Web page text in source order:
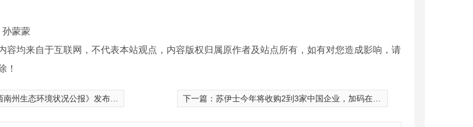
河南钢骨架膨石轻型板厂家
孙蒙蒙
容均来自于互联网，不代表本站观点，内容版权归属原作者及站点所有，如有对您造成影响，请
！
态环境状况公报》发布 生态环境质量总体为“良” 下一篇： 苏伊士今年将收购2到3家中国企业，加码在华新业务